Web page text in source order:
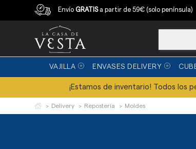
EnvíoGRATISa partir de 59€ (solo península)
Compra con garantía
VAJILLA ENVASES DELIVERY
¡Estamos de inventario! Todos los
Delivery Repostería Moldes